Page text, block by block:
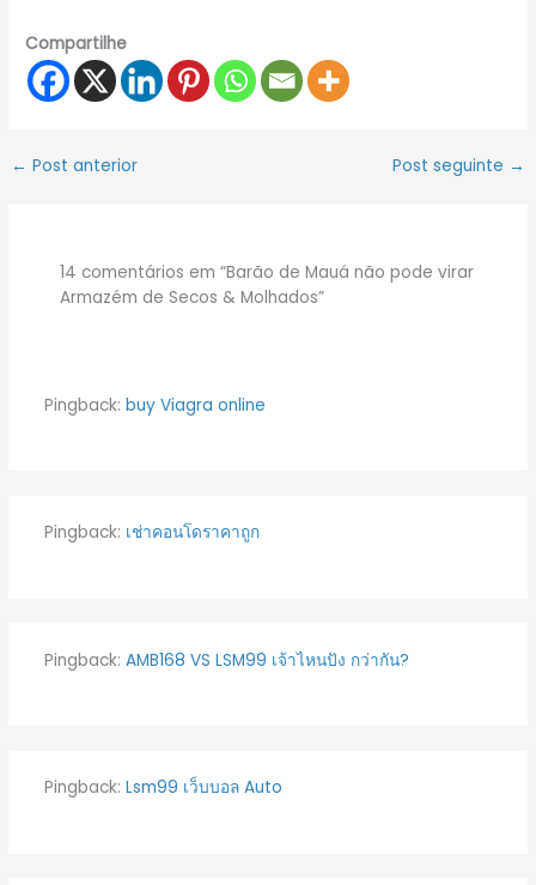
Compartilhe
← Post anterior Post seguinte →
14 comentários em “Barão de Mauá não pode virar
Armazém de Secos & Molhados”
Pingback: buy Viagra online
Pingback: เช่าคอนโดราคาถูก
Pingback: AMB168 VS LSM99 เจ้าไหนปัง กว่ากัน?
Pingback: Lsm99 เว็บบอล Auto